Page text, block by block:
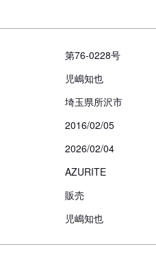
第76-0228号
児嶋知也
埼玉県所沢市
2016/02/05
2026/02/04
AZURITE
販売
児嶋知也